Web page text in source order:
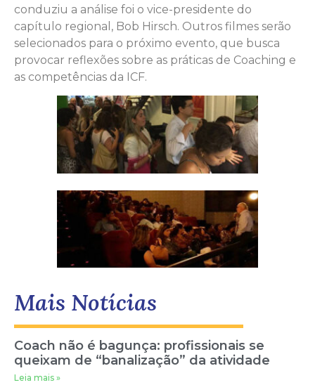
conduziu a análise foi o vice-presidente do
capítulo regional, Bob Hirsch. Outros filmes serão
selecionados para o próximo evento, que busca
provocar reflexões sobre as práticas de Coaching e
as competências da ICF.
Mais Notícias
Coach não é bagunça: profissionais se
queixam de “banalização” da atividade
Leia mais »